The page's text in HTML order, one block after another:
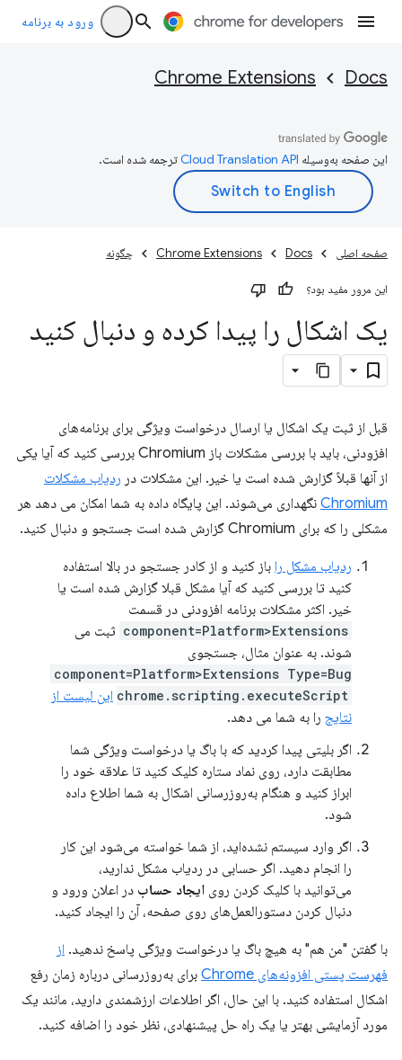
ورود به برنامه
Docs
Chrome Extensions
این صفحه به‌وسیله ترجمه شده است.
صفحه اصلی Docs
Chrome Extensions چگونه
این مرور مفید بود؟
یک اشکال را پیدا کرده و دنبال کنید
قبل از ثبت یک اشکال یا ارسال درخواست ویژگی برای برنامه‌های
افزودنی، باید با بررسی مشکلات باز Chromium بررسی کنید که آیا یکی
از آنها قبلاً گزارش شده است یا خیر. این مشکلات در ردیاب مشکلات
Chromium نگهداری می‌شوند. این پایگاه داده به شما امکان می دهد هر
مشکلی را که برای Chromium گزارش شده است جستجو و دنبال کنید.
ردیاب مشکل را باز کنید و از کادر جستجو در بالا استفاده
کنید تا بررسی کنید که آیا مشکل قبلا گزارش شده است یا
خیر. اکثر مشکلات برنامه افزودنی در قسمت
component=Platform>Extensions ثبت می
شوند. به عنوان مثال، جستجوی
component=Platform>Extensions Type=Bug
chrome.scripting.executeScript این لیست از
نتایج را به شما می دهد.
اگر بلیتی پیدا کردید که با باگ یا درخواست ویژگی شما
مطابقت دارد، روی نماد ستاره کلیک کنید تا علاقه خود را
ابراز کنید و هنگام به‌روزرسانی اشکال به شما اطلاع داده
شود.
اگر وارد سیستم نشده‌اید، از شما خواسته می‌شود این کار
را انجام دهید. اگر حسابی در ردیاب مشکل ندارید،
می‌توانید با کلیک کردن روی ایجاد حساب در اعلان ورود و
دنبال کردن دستورالعمل‌های روی صفحه، آن را ایجاد کنید.
با گفتن "من هم" به هیچ باگ یا درخواست ویژگی پاسخ ندهید. از
فهرست پستی افزونه‌های Chrome
برای به‌روزرسانی درباره زمان رفع
اشکال استفاده کنید. با این حال، اگر اطلاعات ارزشمندی دارید، مانند یک
مورد آزمایشی بهتر یا یک راه حل پیشنهادی، نظر خود را اضافه کنید.